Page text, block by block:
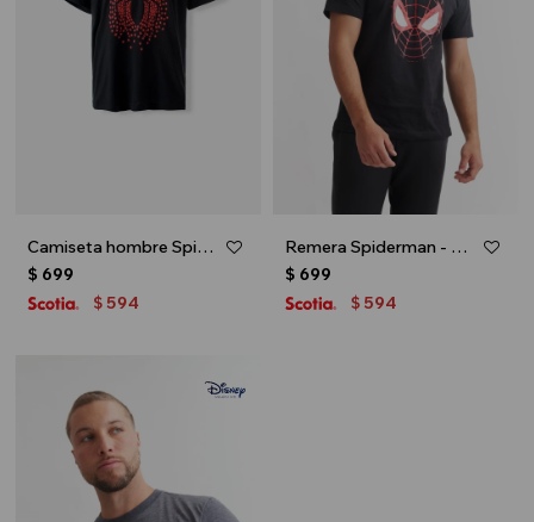
Camiseta hombre Spiderman - Negro
$ 699
$ 594
Remera Spiderman - Negro
$ 699
$ 594